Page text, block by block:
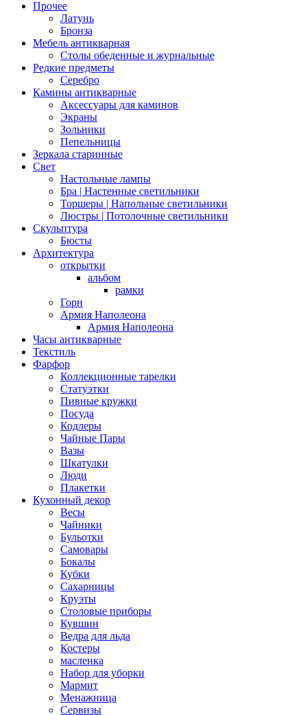
Прочее
Латунь
Бронза
Мебель антикварная
Столы обеденные и журнальные
Редкие предметы
Серебро
Камины антикварные
Аксессуары для каминов
Экраны
Зольники
Пепельницы
Зеркала старинные
Свет
Настольные лампы
Бра | Настенные светильники
Торшеры | Напольные светильники
Люстры | Потолочные светильники
Скульптура
Бюсты
Архитектура
открытки
альбом
рамки
Горн
Армия Наполеона
Армия Наполеона
Часы антикварные
Текстиль
Фарфор
Коллекционные тарелки
Статуэтки
Пивные кружки
Посуда
Кодлеры
Чайные Пары
Вазы
Шкатулки
Люди
Плакетки
Кухонный декор
Весы
Чайники
Бульотки
Самовары
Бокалы
Кубки
Сахарницы
Круэты
Столовые приборы
Кувшин
Ведра для льда
Костеры
масленка
Набор для уборки
Мармит
Менажница
Сервизы